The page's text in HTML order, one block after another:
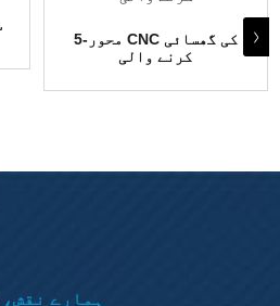
5-محور CNC کی گھسائی
کرنے والی
ہمارے